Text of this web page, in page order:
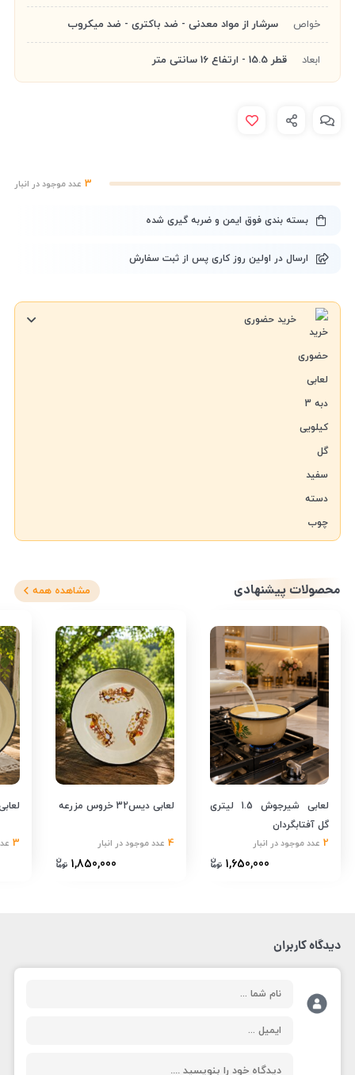
خواص سرشار از مواد معدنی - ضد باکتری - ضد میکروب
ابعاد قطر 15.5 - ارتفاع 16 سانتی متر
3 عدد موجود در انبار
بسته بندی فوق ایمن و ضربه گیری شده
ارسال در اولین روز کاری پس از ثبت سفارش
خرید حضوری
محصولات پیشنهادی مشاهده همه
2 عدد موجود در انبار
لعابی شیرجوش 1.5 لیتری
گل آفتابگردان
1,650,000
4 عدد موجود در انبار
لعابی دیس32 خروس مزرعه
1,850,000
3
لعابی
دیدگاه کاربران